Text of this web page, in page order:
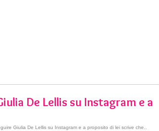
De Lellis su Instagram e a
Giulia De Lellis su Instagram e a proposito di lei scrive che..